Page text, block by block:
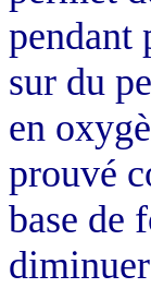
pendant
sur du
en
prouvé
base de